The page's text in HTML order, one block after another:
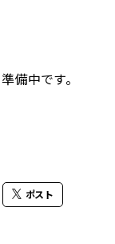
備中です。
ポスト